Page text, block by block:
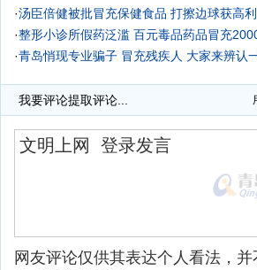
·汤臣倍健被批冒充保健食品 打擦边球获高
·整形小诊所假药泛滥 百元毒品药品冒充
·青岛悄现专业骗子 冒充残疾人 大家来辨认
我要评论提取评论...
网友评论仅供其表达个人看法，